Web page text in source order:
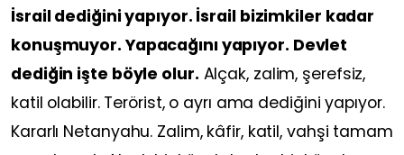
İsrail dediğini yapıyor. İsrail bizimkiler kadar
konuşmuyor. Yapacağını yapıyor. Devlet
dediğin işte böyle olur. Alçak, zalim, şerefsiz,
katil olabilir. Terörist, o ayrı ama dediğini yapıyor.
Kararlı Netanyahu. Zalim, kâfir, katil, vahşi tamam